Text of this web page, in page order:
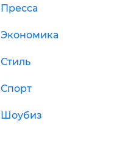
Пресса
Экономика
Стиль
Спорт
Шоубиз